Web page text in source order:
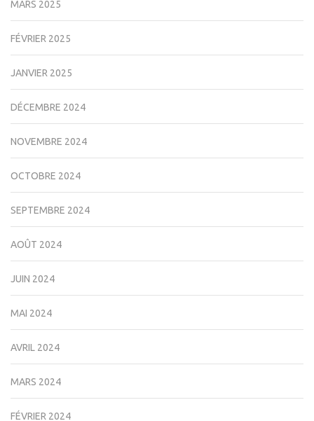
MARS 2025
FÉVRIER 2025
JANVIER 2025
DÉCEMBRE 2024
NOVEMBRE 2024
OCTOBRE 2024
SEPTEMBRE 2024
AOÛT 2024
JUIN 2024
MAI 2024
AVRIL 2024
MARS 2024
FÉVRIER 2024